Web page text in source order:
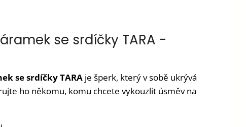
se srdíčky TARA -
se srdíčky TARA je šperk, který v sobě ukrývá
ho někomu, komu chcete vykouzlit úsměv na